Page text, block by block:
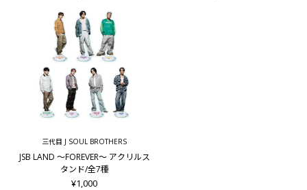
三代目 J SOUL BROTHERS
JSB LAND ～FOREVER～ アクリルス
タンド/全7種
¥1,000